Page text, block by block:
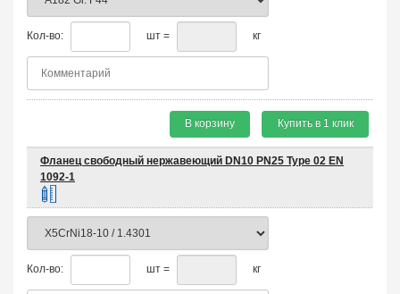
Кол-во: шт = кг
В корзину Купить в 1 клик
Фланец свободный нержавеющий DN10 PN25 Type 02 EN
1092-1
Кол-во: шт = кг